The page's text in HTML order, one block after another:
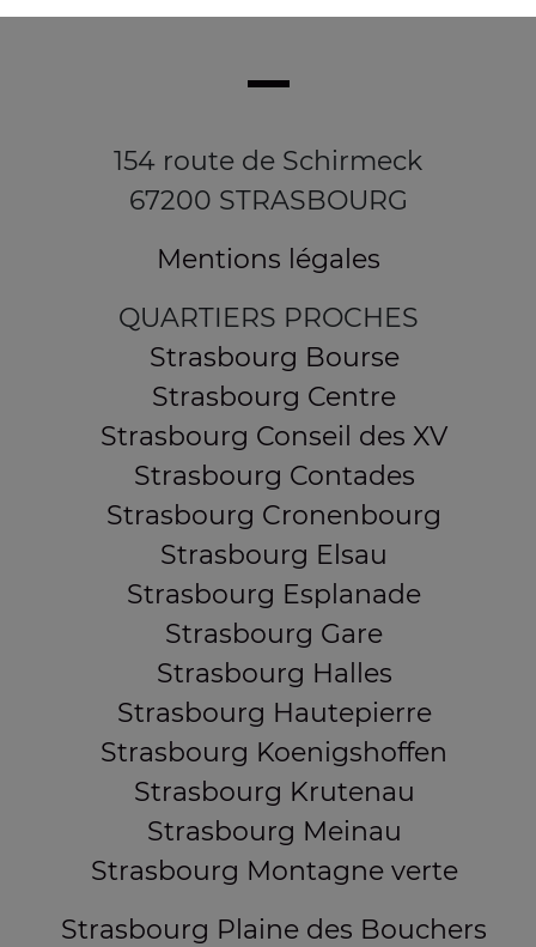
154 route de Schirmeck
67200 STRASBOURG
Mentions légales
QUARTIERS PROCHES
Strasbourg Bourse
Strasbourg Centre
Strasbourg Conseil des XV
Strasbourg Contades
Strasbourg Cronenbourg
Strasbourg Elsau
Strasbourg Esplanade
Strasbourg Gare
Strasbourg Halles
Strasbourg Hautepierre
Strasbourg Koenigshoffen
Strasbourg Krutenau
Strasbourg Meinau
Strasbourg Montagne verte
Strasbourg Plaine des Bouchers